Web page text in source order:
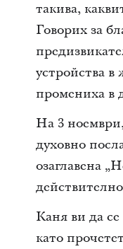
такива,
Говорих за
устройства
промениха в
На 3
духовно
озаглавена
Каня ви да
като